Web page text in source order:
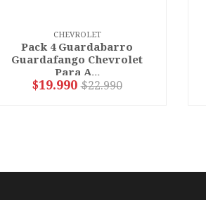
CHEVROLET
Pack 4 Guardabarro
Guardafango Chevrolet
Para A...
VER OPCIONES
$19.990 $22.990